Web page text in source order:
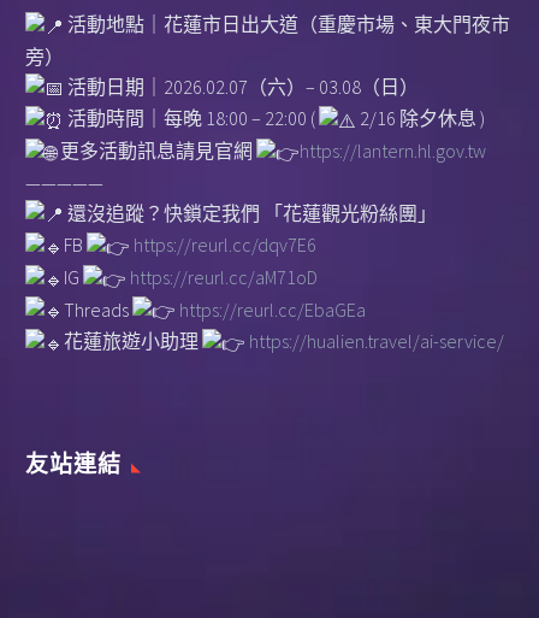
活動地點｜花蓮市日出大道（重慶市場、東大門夜市
旁）
活動日期｜2026.02.07（六）– 03.08（日）
活動時間｜每晚 18:00 – 22:00 (
2/16 除夕休息 )
更多活動訊息請見官網
https://lantern.hl.gov.tw
—————
還沒追蹤？快鎖定我們 「花蓮觀光粉絲團」
FB
https://reurl.cc/dqv7E6
IG
https://reurl.cc/aM71oD
Threads
https://reurl.cc/EbaGEa
花蓮旅遊小助理
https://hualien.travel/ai-service/
友站連結